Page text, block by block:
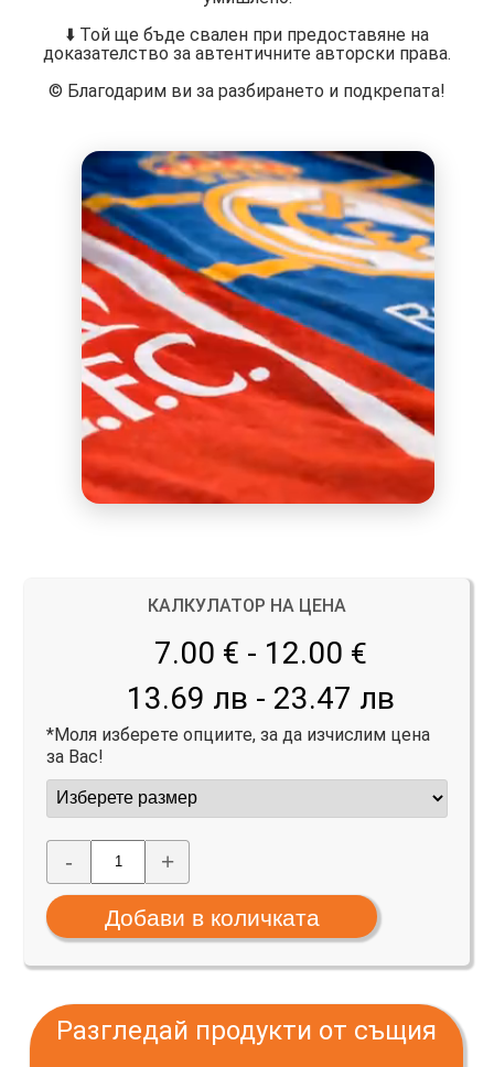
⬇️ Той ще бъде свален при предоставяне на
доказателство за автентичните авторски права.
©️ Благодарим ви за разбирането и подкрепата!
КАЛКУЛАТОР НА ЦЕНА
7.00 € - 12.00 €
13.69 лв - 23.47 лв
*Моля изберете опциите, за да изчислим цена
за Вас!
- +
Разгледай продукти от същия